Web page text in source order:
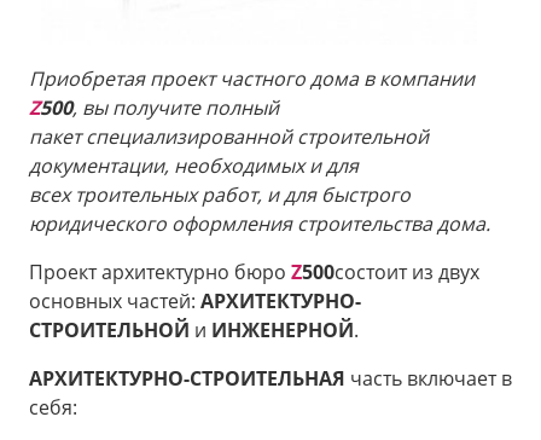
Приобретая проект частного дома в компании
Z500, вы получите полный
пакетспециализированной строительной
документации, необходимых и для
всехтроительных работ, и для быстрого
юридического оформления строительства дома.
Проект архитектурно бюро Z500состоит из двух
основных частей: АРХИТЕКТУРНО-
СТРОИТЕЛЬНОЙ и ИНЖЕНЕРНОЙ.
АРХИТЕКТУРНО-СТРОИТЕЛЬНАЯ часть включает в
себя: